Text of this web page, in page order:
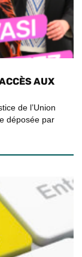
AUX
de l’Union
déposée par